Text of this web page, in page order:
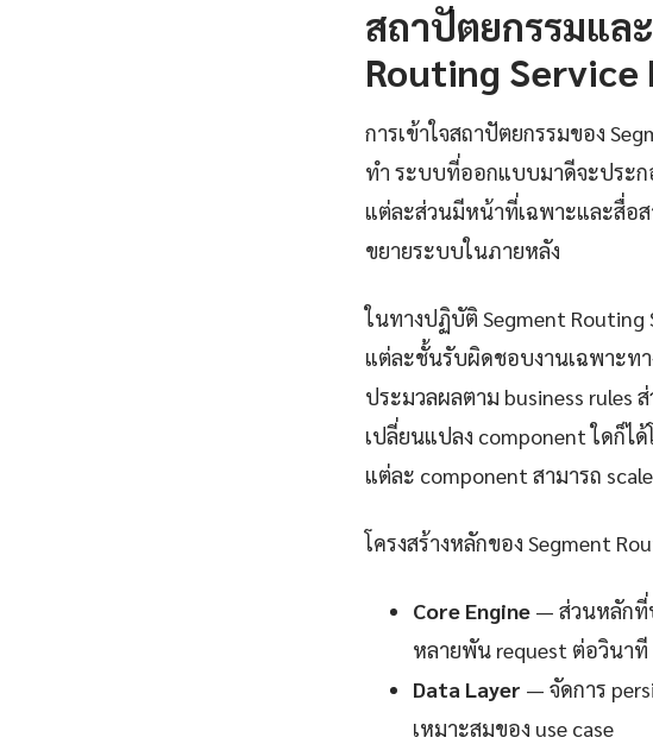
สถาปัตยกรรมแล
Routing Service
การเข้าใจสถาปัตยกรรมของ
ทำ ระบบที่ออกแบบมาดีจะประ
แต่ละส่วนมีหน้าที่เฉพาะและสื่อ
ขยายระบบในภายหลัง
ในทางปฏิบัติ Segment Routing
แต่ละชั้นรับผิดชอบงานเฉพาะทา
ประมวลผลตาม business rules
เปลี่ยนแปลง component ใดก็ไ
แต่ละ component สามารถ
โครงสร้างหลักของ Segment
Core Engine — ส่วนหลักที่
หลายพัน request ต่อวินาที
Data Layer — จัดการ
เหมาะสมของ use case